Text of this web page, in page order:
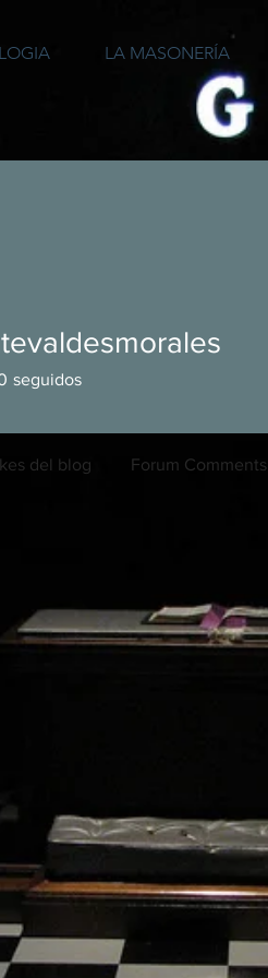
LOGIA LA MASONERÍA
seguidos
del blog Forum Comments